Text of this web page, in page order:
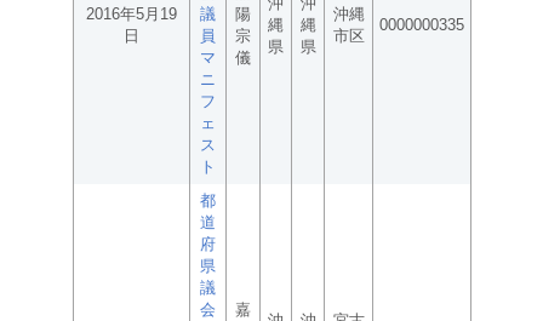
2016年5月19
日
議
員
マ
ニ
フ
ェ
ス
ト
陽
宗
儀
縄
県
縄
県
沖縄
市区
0000000335
都
道
府
県
議
会
嘉